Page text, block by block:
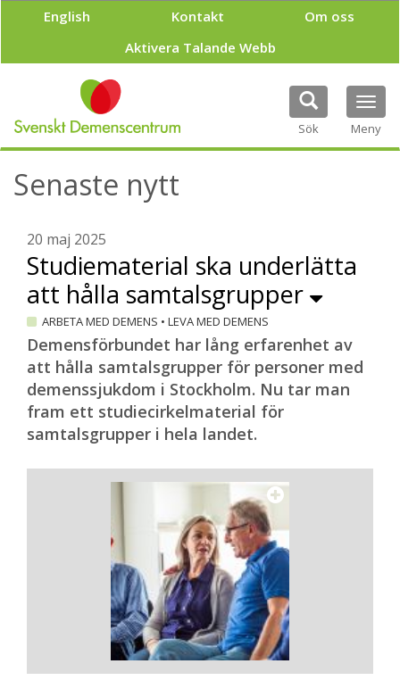
p
l
English Kontakt
Om oss
Aktivera Talande Webb
Sök Meny
Senaste nytt
20 maj 2025
Studiematerial ska underlätta
att hålla samtalsgrupper
ARBETA MED DEMENS • LEVA MED DEMENS
Demensförbundet har lång erfarenhet av
att hålla samtalsgrupper för personer med
demenssjukdom i Stockholm. Nu tar man
fram ett studiecirkelmaterial för
samtalsgrupper i hela landet.